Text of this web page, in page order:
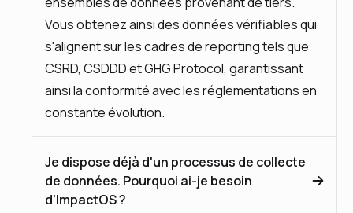
Vous obtenez ainsi des données vérifiables qui
s'alignent sur les cadres de reporting tels que
CSRD, CSDDD et GHG Protocol, garantissant
ainsi la conformité avec les réglementations en
constante évolution.
Je dispose déjà d'un processus de collecte
de données. Pourquoi ai-je besoin
d'ImpactOS ?